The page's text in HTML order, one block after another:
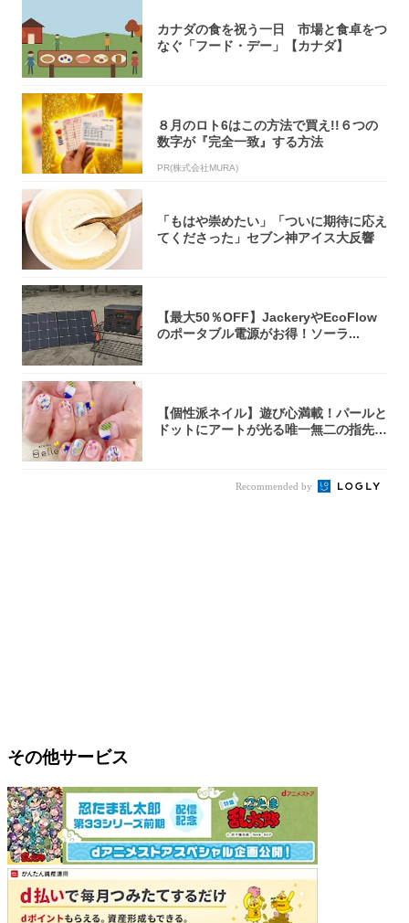
カナダの食を祝う一日 市場と食卓をつ
なぐ「フード・デー」【カナダ】
８月のロト6はこの方法で買え!!６つの
数字が『完全一致』する方法
PR(株式会社MURA)
「もはや崇めたい」「ついに期待に応え
てくださった」セブン神アイス大反響
【最大50％OFF】JackeryやEcoFlow
のポータブル電源がお得！ソーラ...
【個性派ネイル】遊び心満載！パールと
ドットにアートが光る唯一無二の指先が
Recommended by
その他サービス